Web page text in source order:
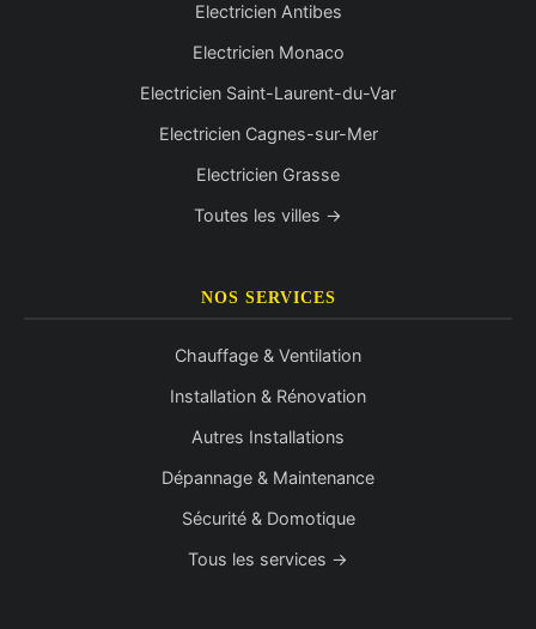
Electricien Antibes
Electricien Monaco
Electricien Saint-Laurent-du-Var
Electricien Cagnes-sur-Mer
Electricien Grasse
Toutes les villes →
NOS SERVICES
Chauffage & Ventilation
Installation & Rénovation
Autres Installations
Dépannage & Maintenance
Sécurité & Domotique
Tous les services →